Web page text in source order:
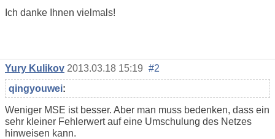
Ich danke Ihnen vielmals!
Yury Kulikov 2013.03.18 15:19 #2
qingyouwei:
Weniger MSE ist besser. Aber man muss bedenken, dass ein
sehr kleiner Fehlerwert auf eine Umschulung des Netzes
hinweisen kann.